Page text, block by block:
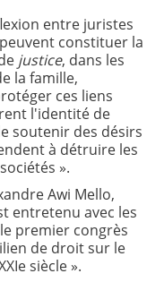
entre juristes
constituer la
justice, dans les
la famille,
ces liens
l'identité de
soutenir des désirs
à détruire les
».
Awi Mello,
entretenu avec les
premier congrès
de droit sur le
siècle ».